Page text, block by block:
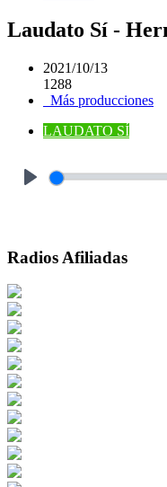
Laudato Sí -
2021/10/13
1288
Más producciones
LAUDATO SÍ
Radios Afiliadas